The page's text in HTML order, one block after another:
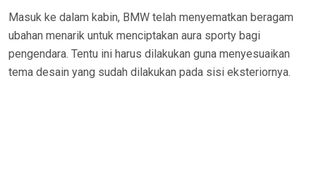
Masuk ke dalam kabin, BMW telah menyematkan beragam
ubahan menarik untuk menciptakan aura sporty bagi
pengendara. Tentu ini harus dilakukan guna menyesuaikan
tema desain yang sudah dilakukan pada sisi eksteriornya.